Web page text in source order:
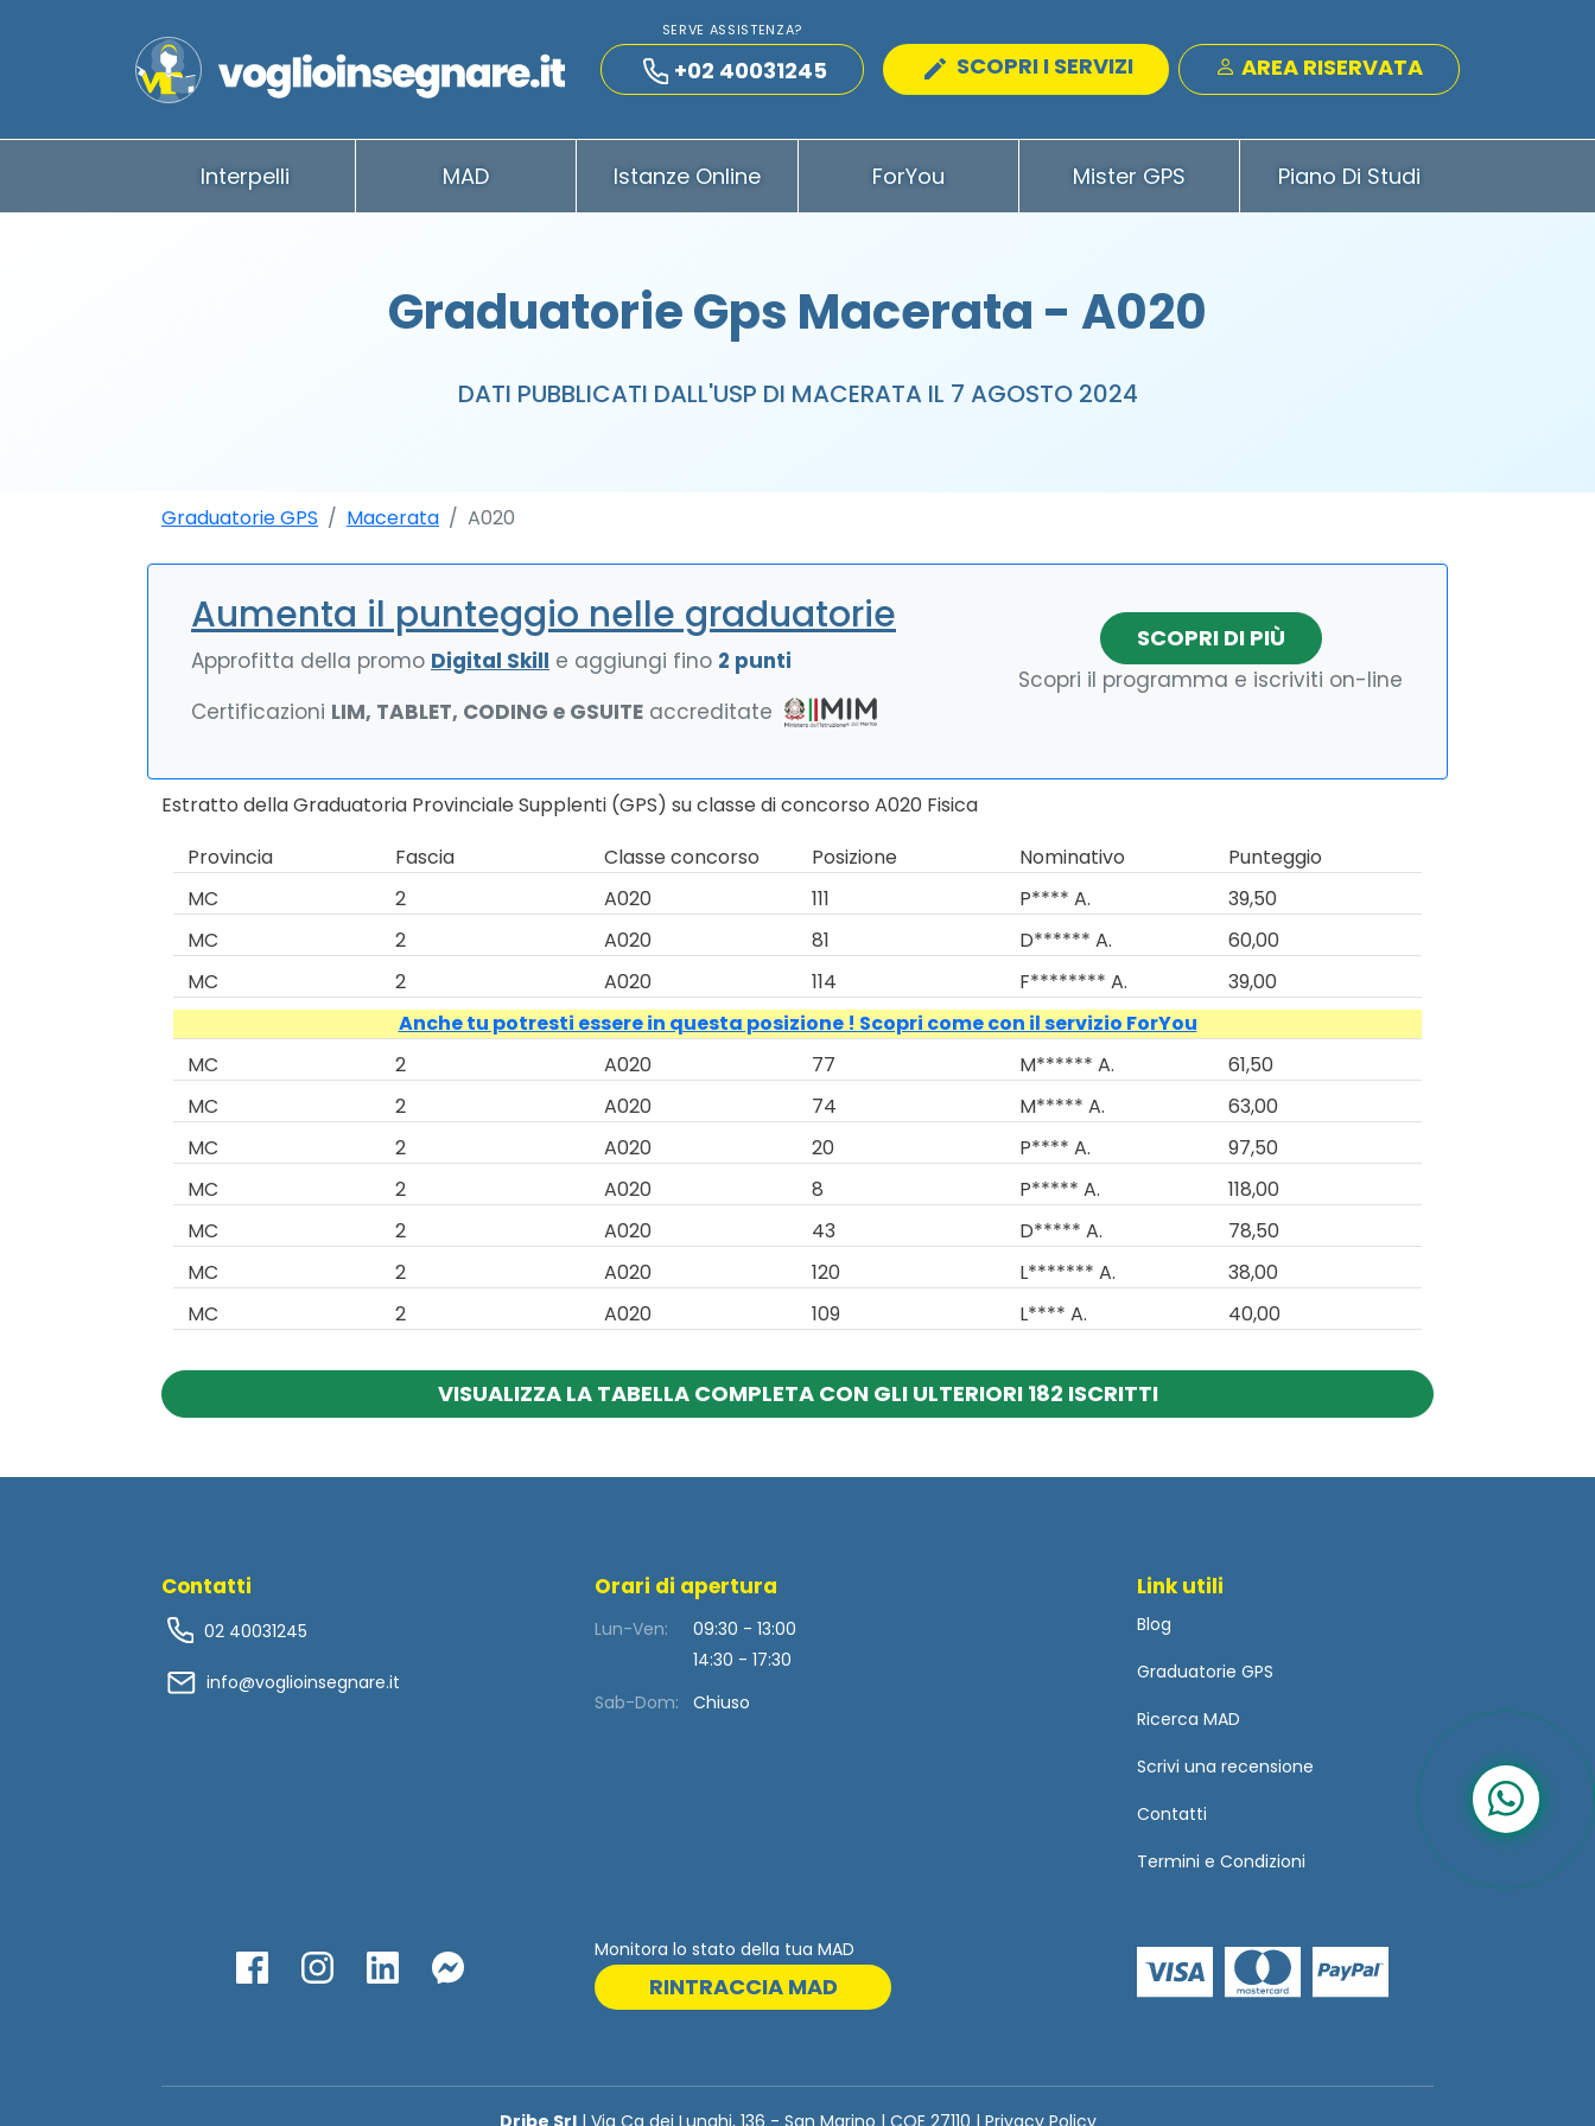
SERVE ASSISTENZA?
+02 40031245 SCOPRI I SERVIZI AREA RISERVATA
Interpelli MAD Istanze Online ForYou Mister GPS Piano Di Studi
Graduatorie Gps Macerata - A020
DATI PUBBLICATI DALL'USP DI MACERATA IL 7 AGOSTO 2024
Graduatorie GPS Macerata A020
Aumenta il punteggio nelle graduatorie
Approfitta della promo Digital Skill e aggiungi fino 2 punti
Certificazioni LIM, TABLET, CODING e GSUITE accreditate
SCOPRI DI PIÙ
Scopri il programma e iscriviti on-line
Estratto della Graduatoria Provinciale Supplenti (GPS) su classe di concorso A020 Fisica
Provincia
Fascia Classe concorso Posizione Nominativo
Punteggio
MC
2 A020 111 P**** A.
39,50
MC
2 A020 81 D****** A.
60,00
MC
2 A020 114 F******** A.
39,00
Anche tu potresti essere in questa posizione ! Scopri come con il servizio ForYou
MC
2 A020 77 M****** A.
61,50
MC
2 A020 74 M***** A.
63,00
MC
2 A020 20 P**** A.
97,50
MC
2 A020 8 P***** A.
118,00
MC
2 A020 43 D***** A.
78,50
MC
2 A020 120 L******* A.
38,00
MC
2 A020 109 L**** A. 40,00
VISUALIZZA LA TABELLA COMPLETA CON GLI ULTERIORI 182 ISCRITTI
Contatti
02 40031245
info@voglioinsegnare.it
Orari di apertura
Lun-Ven:
09:30 - 13:00
14:30 - 17:30
Sab-Dom:
Chiuso
Link utili
Blog
Graduatorie GPS
Ricerca MAD
Scrivi una recensione
Contatti
Termini e Condizioni
Monitora lo stato della tua MAD
RINTRACCIA MAD
Dribe Srl| Via Ca dei Lunghi, 136 - San Marino | COE 27110 | Privacy Policy